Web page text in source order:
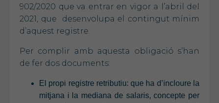
902/2020 que va entrar en vigor a l’abril del
2021, que desenvolupa el contingut mínim
d’aquest registre.
Per complir amb aquesta obligació s’han
de fer dos documents:
El propi registre retributiu: que ha d’incloure la
mitjana i la mediana de salaris, concepte per